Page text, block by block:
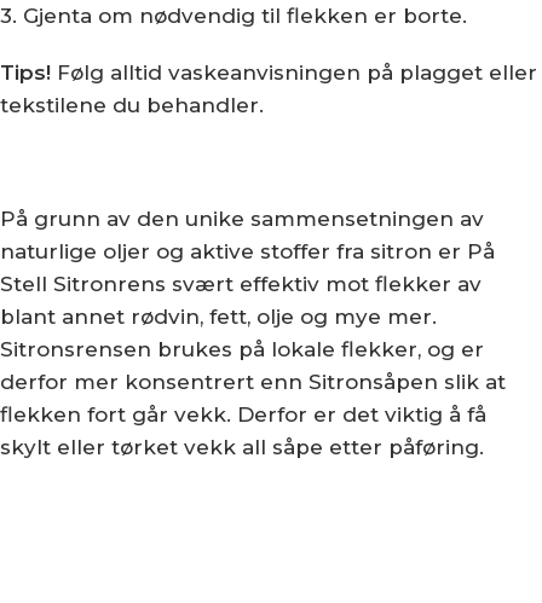
3. Gjenta om nødvendig til flekken er borte.
Tips! Følg alltid vaskeanvisningen på plagget eller
tekstilene du behandler.
På grunn av den unike sammensetningen av
naturlige oljer og aktive stoffer fra sitron er På
Stell Sitronrens svært effektiv mot flekker av
blant annet rødvin, fett, olje og mye mer.
Sitronsrensen brukes på lokale flekker, og er
derfor mer konsentrert enn Sitronsåpen slik at
flekken fort går vekk. Derfor er det viktig å få
skylt eller tørket vekk all såpe etter påføring.